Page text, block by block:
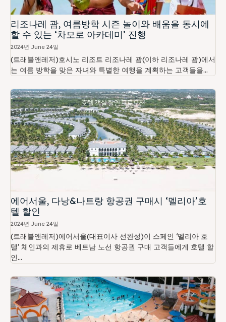
리조나레 괌, 여름방학 시즌 놀이와 배움을 동시에
할 수 있는 ‘차모로 아카데미’ 진행
2024년 June 24일
(트래블앤레저)호시노 리조트 리조나레 괌(이하 리조나레 괌)에서
는 여름 방학을 맞은 자녀와 특별한 여행을 계획하는 고객들을...
에어서울, 다낭&나트랑 항공권 구매시 ‘멜리아’호
텔 할인
2024년 June 24일
(트래블앤레저)에어서울(대표이사 선완성)이 스페인 ‘멜리아 호
텔’ 체인과의 제휴로 베트남 노선 항공권 구매 고객들에게 호텔 할
인...